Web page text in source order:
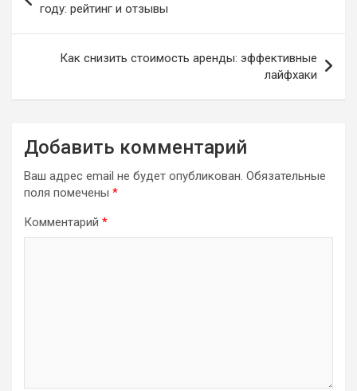
по
записям
году: рейтинг и отзывы
Как снизить стоимость аренды: эффективные
лайфхаки
Добавить комментарий
Ваш адрес email не будет опубликован. Обязательные
поля помечены *
Комментарий *